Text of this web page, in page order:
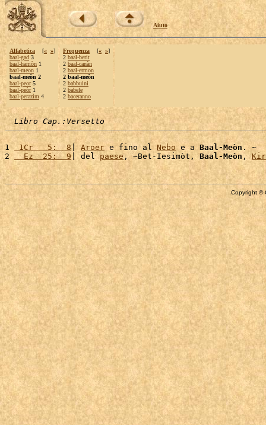
Aiuto
Alfabetica [« »]
baal-gad 3
baal-hamòn 1
baal-meon 1
baal-meòn 2
baal-peor5
baal-peòr1
baal-perazìm 4
Frequenza [« »]
2 baal-berit
2 baal-canàn
2 baal-ermon
2 baal-meòn
2 babbuini
2 babele
2 baceranno
Libro Cap.:Versetto
1 1Cr   5:  8| Aroer e fino al Nebo e a Baal-Meòn . ~
2
  Ez  25:  9
| del paese, ~Bet-Iesimòt, Baal-Meòn ,
Copyright ©